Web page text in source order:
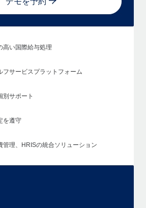
高い国際給与処理
フサービスプラットフォーム
別サポート
を遵守
管理、HRISの統合ソリューション